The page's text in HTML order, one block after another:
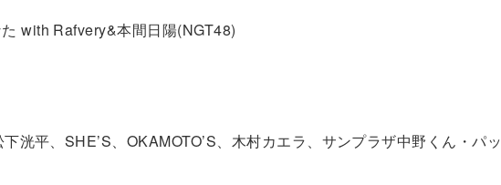
with Rafvery&本間日陽(NGT48)
洸平、SHE’S、OKAMOTO’S、木村カエラ、サンプラザ中野くん・パッ